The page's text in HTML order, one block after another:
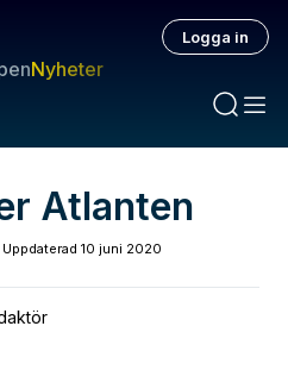
Nyheter
Logga in
Atlanten
Uppdaterad 10 juni 2020